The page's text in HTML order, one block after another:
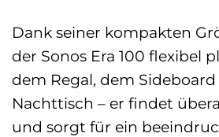
Dank seiner kompakten
der Sonos Era 100 flexibel
dem Regal, dem
Nachttisch – er findet
und sorgt für ein